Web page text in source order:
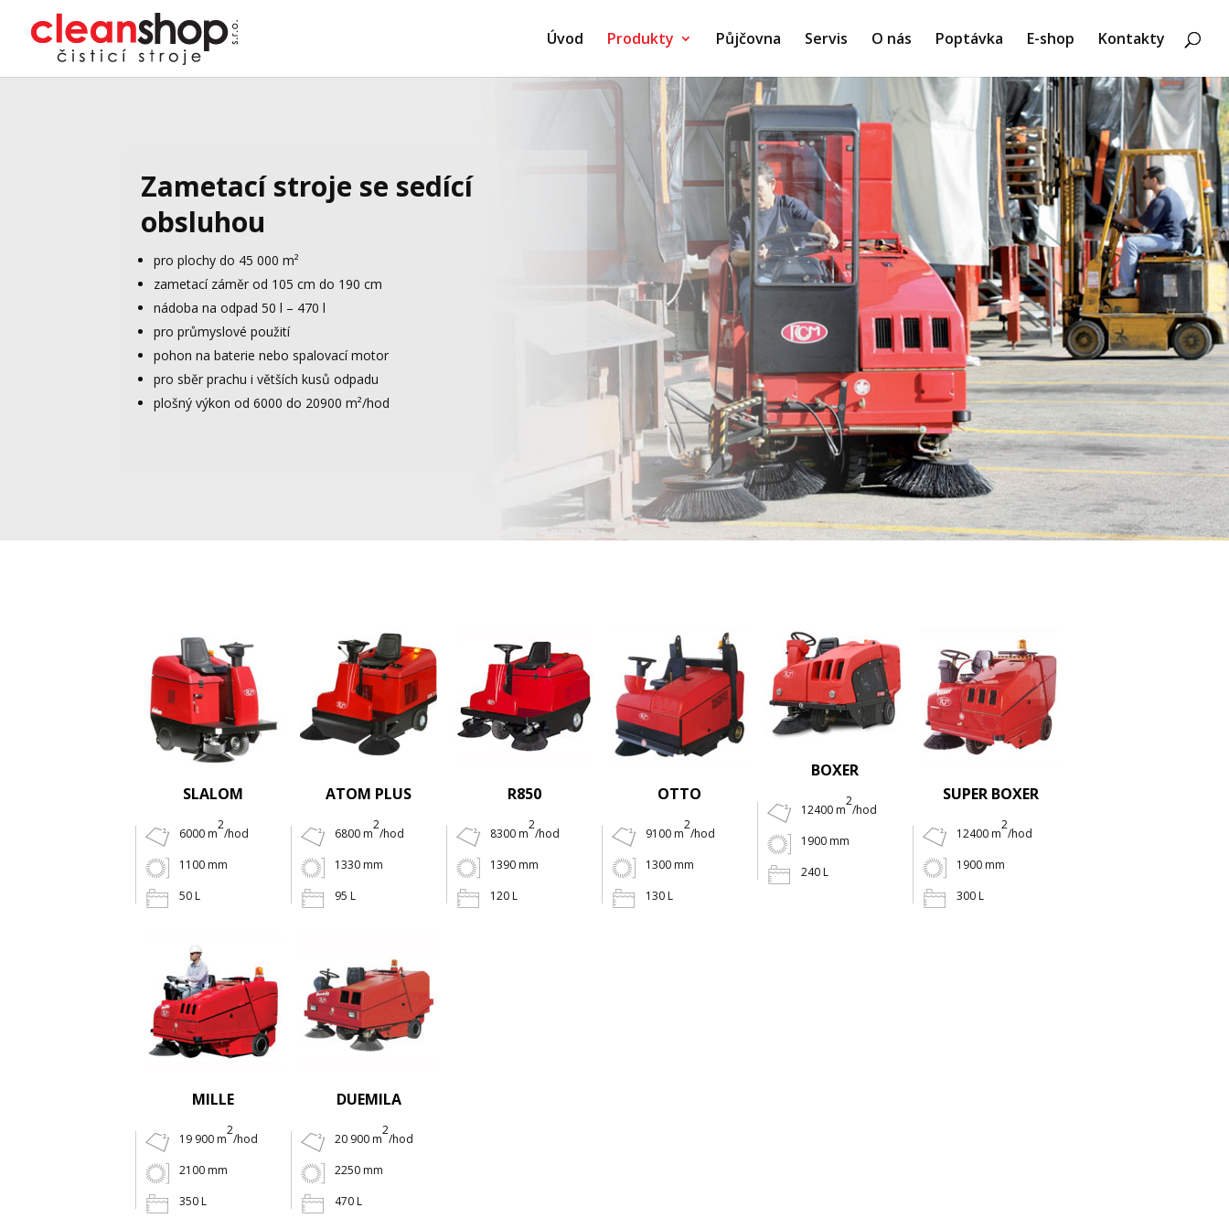
Úvod Produkty Půjčovna Servis O nás Poptávka E-shop Kontakty
Zametací stroje se sedící
obsluhou
pro plochy do 45 000 m²
zametací záměr od 105 cm do 190 cm
nádoba na odpad 50 l – 470 l
pro průmyslové použití
pohon na baterie nebo spalovací motor
pro sběr prachu i větších kusů odpadu
plošný výkon od 6000 do 20900 m²/hod
SLALOM
6000 m
2
/hod
1100 mm
50 L
ATOM PLUS
6800 m
2
/hod
1330 mm
95 L
R850
8300 m
2
/hod
1390 mm
120 L
OTTO
9100 m
2
/hod
1300 mm
130 L
BOXER
12400 m
2
/hod
1900 mm
240 L
SUPER BOXER
12400 m
2
/hod
1900 mm
300 L
MILLE
19 900 m
2
/hod
2100 mm
350 L
DUEMILA
20 900 m
2
/hod
2250 mm
470 L